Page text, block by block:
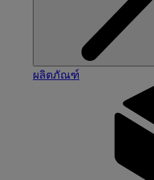
ผลิตภัณฑ์